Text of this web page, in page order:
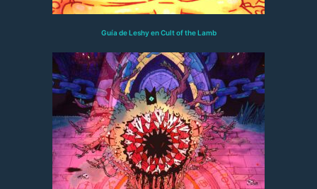
Guía de Leshy en Cult of the Lamb